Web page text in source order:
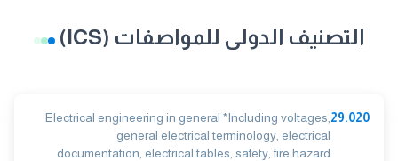
التصنيف الدولى للمواصفات (ICS)
29.020
Electrical engineering in general *Including voltages,
general electrical terminology, electrical
documentation, electrical tables, safety, fire hazard